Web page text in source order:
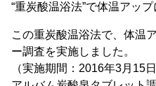
“重炭酸温浴法”で体温アップ
この重炭酸温浴法で、体温
ー調査を実施しました。
（実施期間：2016年3月15